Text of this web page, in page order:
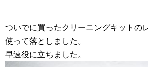
ついでに買ったクリーニングキットの
使って落としました。
早速役に立ちました。